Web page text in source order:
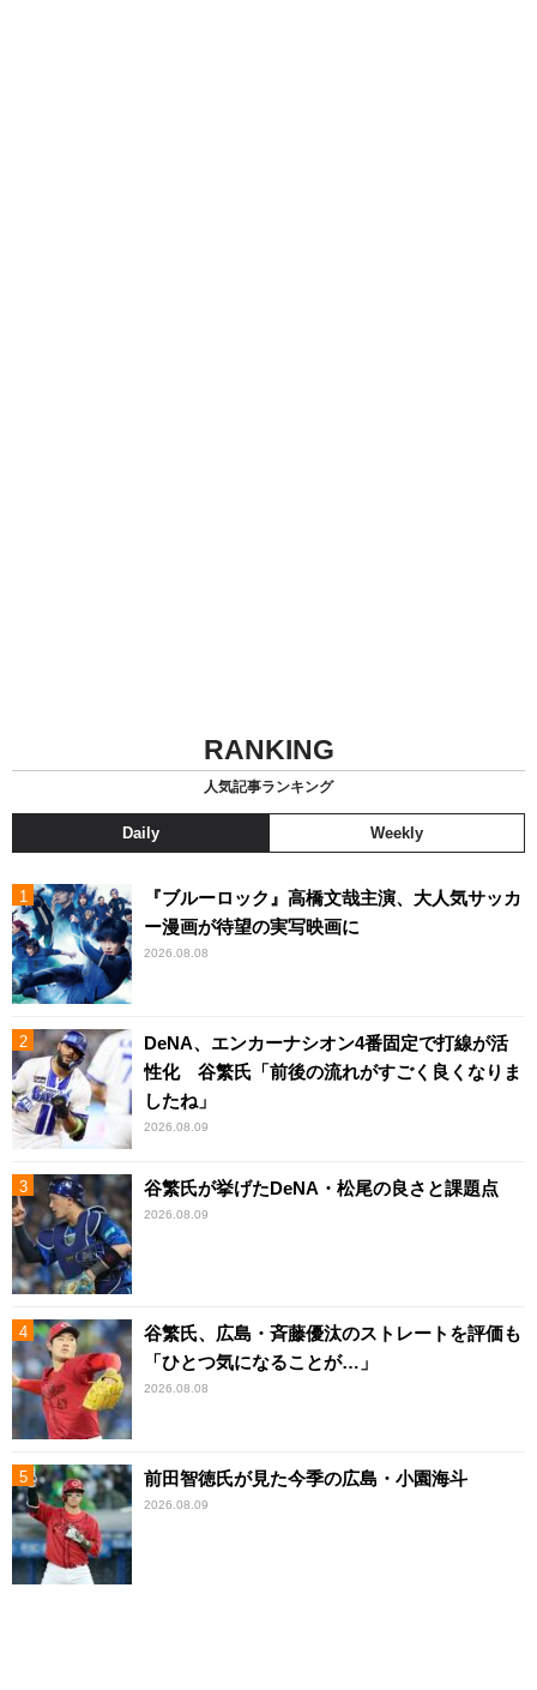
RANKING
人気記事ランキング
Daily Weekly
『ブルーロック』高橋文哉主演、大人気サッカ
ー漫画が待望の実写映画に
2026.08.08
DeNA、エンカーナシオン4番固定で打線が活
性化 谷繁氏「前後の流れがすごく良くなりま
したね」
2026.08.09
谷繁氏が挙げたDeNA・松尾の良さと課題点
2026.08.09
谷繁氏、広島・斉藤優汰のストレートを評価も
「ひとつ気になることが…」
2026.08.08
前田智徳氏が見た今季の広島・小園海斗
2026.08.09